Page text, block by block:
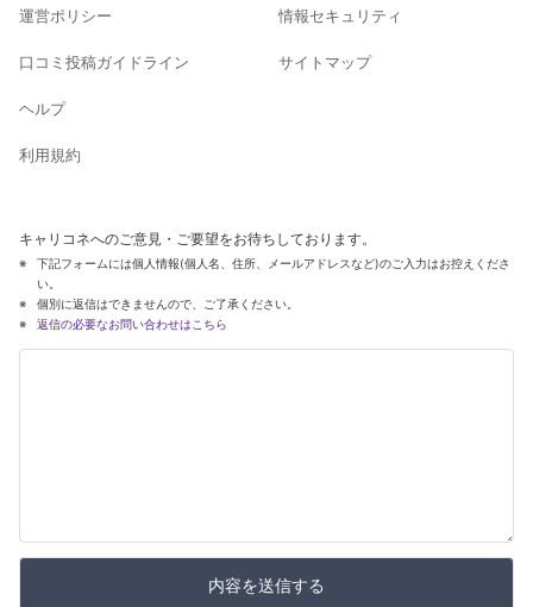
運営ポリシー
口コミ投稿ガイドライン
ヘルプ
利用規約
情報セキュリティ
サイトマップ
キャリコネへのご意見・ご要望をお待ちしております。
下記フォームには個人情報(個人名、住所、メールアドレスなど)のご入力はお控えくださ
い。
個別に返信はできませんので、ご了承ください。
返信の必要なお問い合わせはこちら
内容を送信する